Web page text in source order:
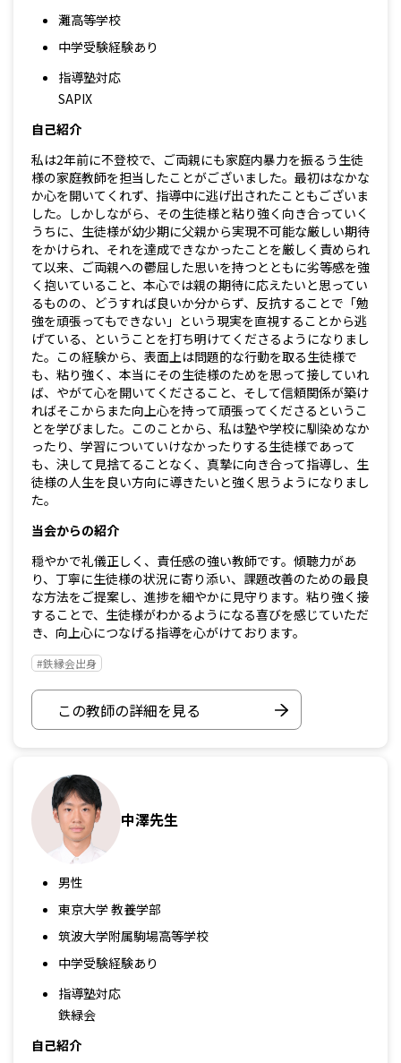
灘高等学校
中学受験経験あり
指導塾対応
SAPIX
自己紹介
私は2年前に不登校で、ご両親にも家庭内暴力を振るう生徒
様の家庭教師を担当したことがございました。最初はなかな
か心を開いてくれず、指導中に逃げ出されたこともございま
した。しかしながら、その生徒様と粘り強く向き合っていく
うちに、生徒様が幼少期に父親から実現不可能な厳しい期待
をかけられ、それを達成できなかったことを厳しく責められ
て以来、ご両親への鬱屈した思いを持つとともに劣等感を強
く抱いていること、本心では親の期待に応えたいと思ってい
るものの、どうすれば良いか分からず、反抗することで「勉
強を頑張ってもできない」という現実を直視することから逃
げている、ということを打ち明けてくださるようになりまし
た。この経験から、表面上は問題的な行動を取る生徒様で
も、粘り強く、本当にその生徒様のためを思って接していれ
ば、やがて心を開いてくださること、そして信頼関係が築け
ればそこからまた向上心を持って頑張ってくださるというこ
とを学びました。このことから、私は塾や学校に馴染めなか
ったり、学習についていけなかったりする生徒様であって
も、決して見捨てることなく、真摯に向き合って指導し、生
徒様の人生を良い方向に導きたいと強く思うようになりまし
た。
当会からの紹介
穏やかで礼儀正しく、責任感の強い教師です。傾聴力があ
り、丁寧に生徒様の状況に寄り添い、課題改善のための最良
な方法をご提案し、進捗を細やかに見守ります。粘り強く接
することで、生徒様がわかるようになる喜びを感じていただ
き、向上心につなげる指導を心がけております。
#鉄縁会出身
この教師の詳細を見る
中澤先生
男性
東京大学 教養学部
筑波大学附属駒場高等学校
中学受験経験あり
指導塾対応
鉄緑会
自己紹介